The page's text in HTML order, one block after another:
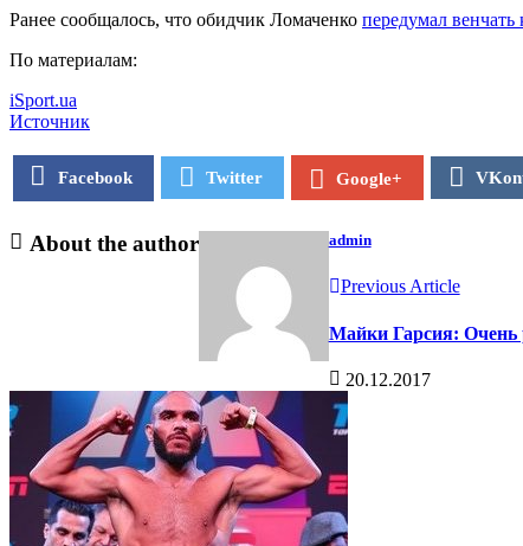
Ранее сообщалось, что обидчик Ломаченко передумал венчать
По материалам:
iSport.ua
Источник
Facebook Twitter Google+
About the author admin
Previous Article
Майки Гарсия: Очень
20.12.2017